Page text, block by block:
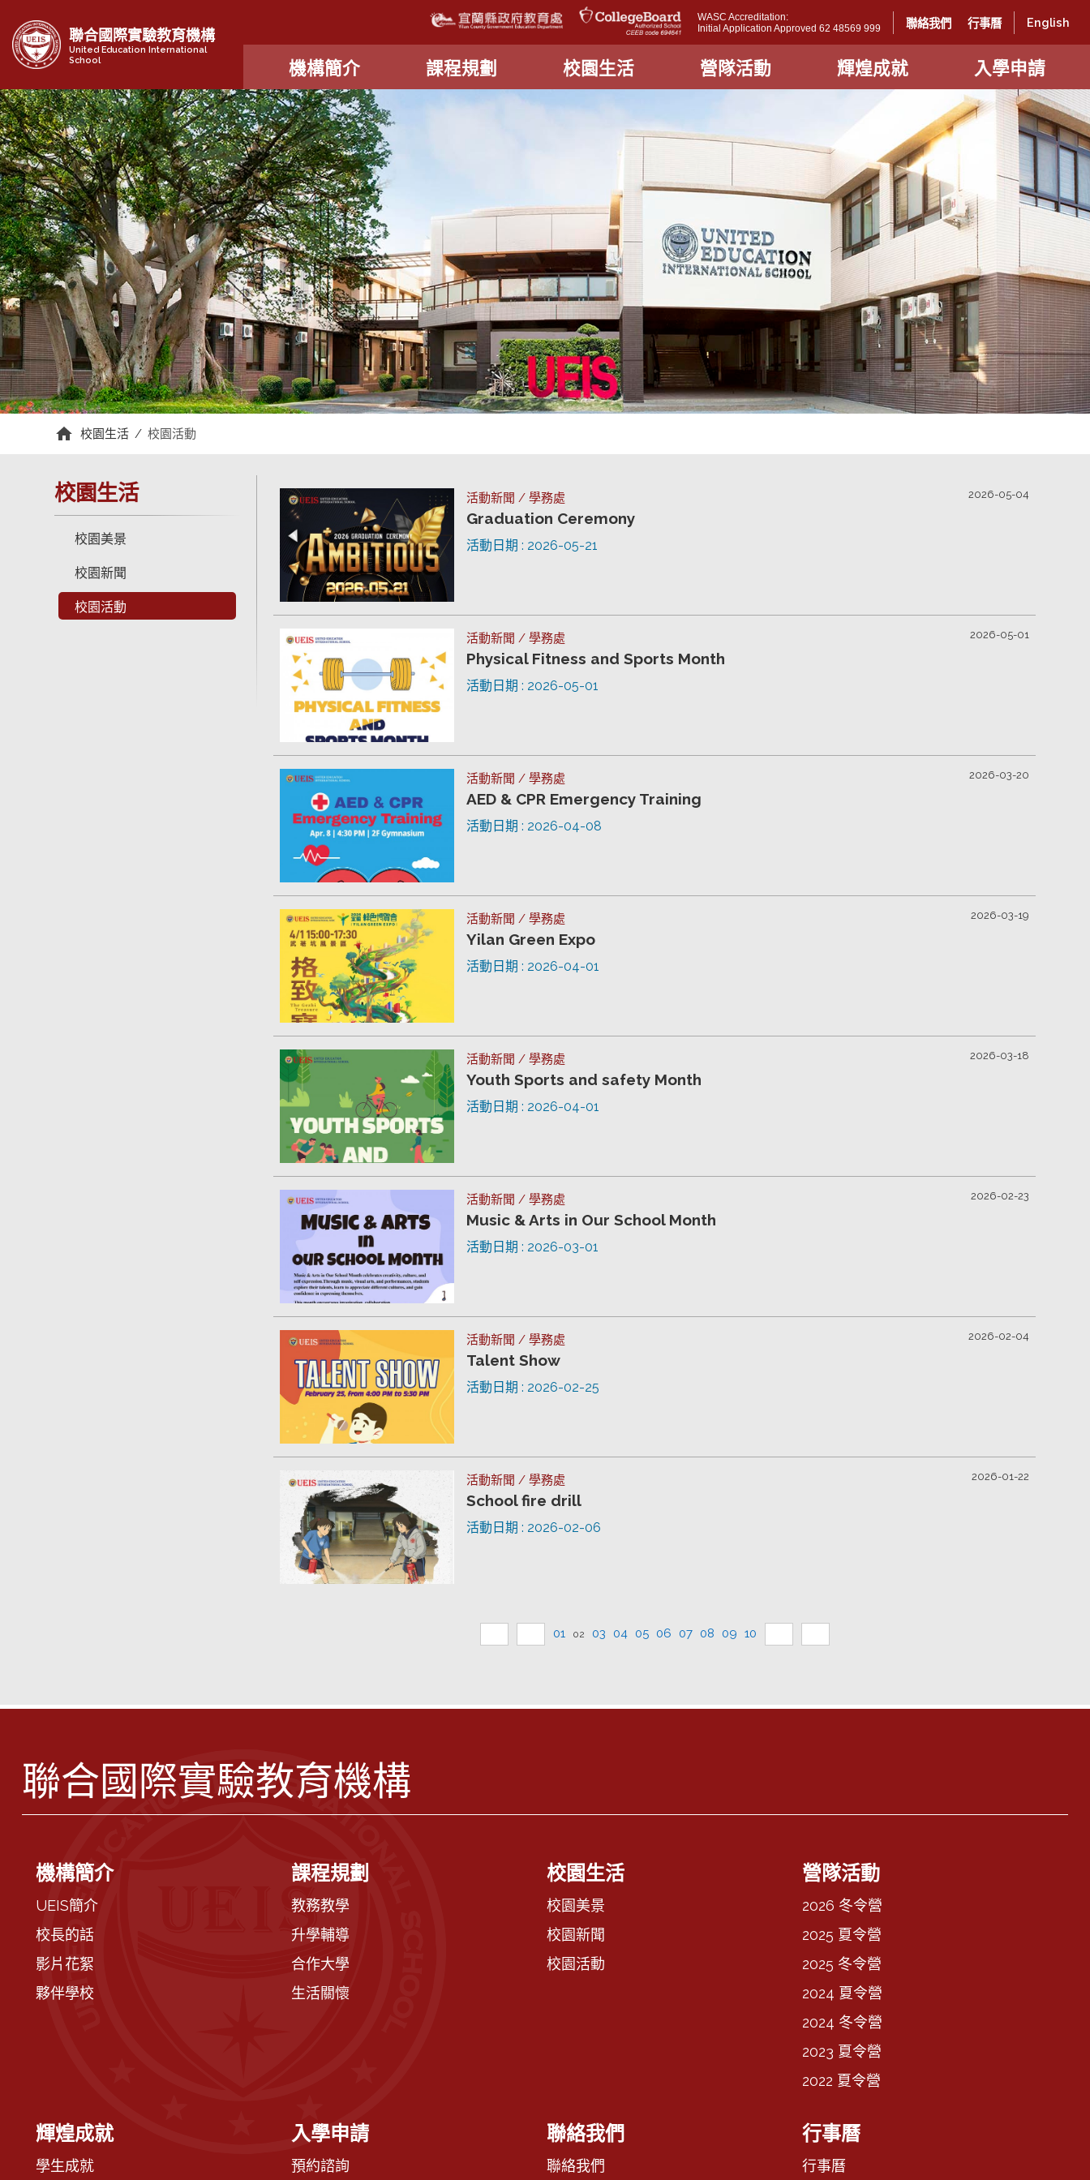
聯合國際實驗教育機構
United Education International
School
WASC Accreditation:
Initial Application Approved 62 48569 999
聯絡我們 行事曆 English
機構簡介 課程規劃 校園生活 營隊活動 輝煌成就 入學申請
校園生活 / 校園活動
校園生活
校園美景
校園新聞
校園活動
2026-05-04
活動新聞 / 學務處
Graduation Ceremony
活動日期 : 2026-05-21
2026-05-01
活動新聞 / 學務處
Physical Fitness and Sports Month
活動日期 : 2026-05-01
2026-03-20
活動新聞 / 學務處
AED & CPR Emergency Training
活動日期 : 2026-04-08
2026-03-19
活動新聞 / 學務處
Yilan Green Expo
活動日期 : 2026-04-01
2026-03-18
活動新聞 / 學務處
Youth Sports and safety Month
活動日期 : 2026-04-01
2026-02-23
活動新聞 / 學務處
Music & Arts in Our School Month
活動日期 : 2026-03-01
2026-02-04
活動新聞 / 學務處
Talent Show
活動日期 : 2026-02-25
2026-01-22
活動新聞 / 學務處
School fire drill
活動日期 : 2026-02-06
0102 03 04 05 06 07 08 09 10
聯合國際實驗教育機構
機構簡介
UEIS簡介
校長的話
影片花絮
夥伴學校
課程規劃
教務教學
升學輔導
合作大學
生活關懷
校園生活
校園美景
校園新聞
校園活動
營隊活動
2026 冬令營
2025 夏令營
2025 冬令營
2024 夏令營
2024 冬令營
2023 夏令營
2022 夏令營
輝煌成就
學生成就
入學申請
預約諮詢
聯絡我們
聯絡我們
行事曆
行事曆